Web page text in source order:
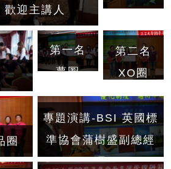
歡迎主講人
第一名
夢圈
第二名
XO圈
圈
專題演講-BSI 英國標
準協會蒲樹盛副總經
理